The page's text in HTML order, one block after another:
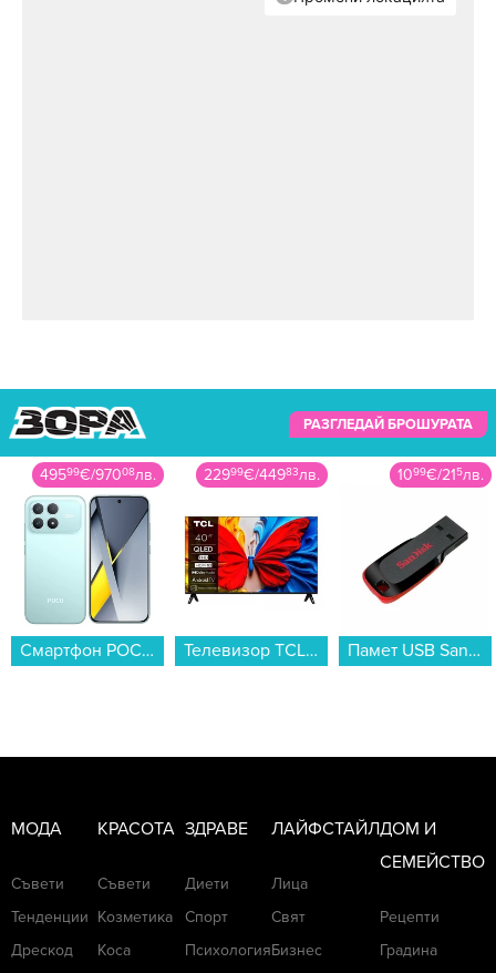
РАЗГЛЕДАЙ БРОШУРАТА
22999€/44983лв.
Телевизор TCL 40S5L , 100 см, 1920x1080 FULL HD , 40 inch, Android , QLED ...
1099€/215лв.
Памет USB SanDisk CRUZER BLADE 32 GB SDCZ50-032G-B35...
5790€/11325лв.
Игра Splatoon Raiders (NSW2)...
МОДА
Съвети
Тенденции
Дрескод
КРАСОТА
Съвети
Козметика
Коса
ЗДРАВЕ
Диети
Спорт
Психология
ЛАЙФСТАЙЛ
Лица
Свят
Бизнес
ДОМ И
СЕМЕЙСТВО
Рецепти
Градина